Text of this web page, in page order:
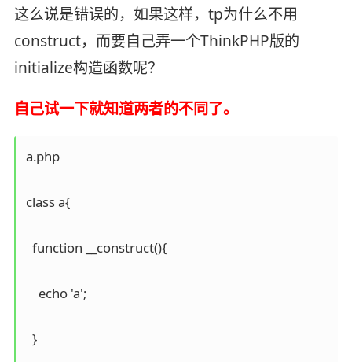
这么说是错误的，如果这样，tp为什么不用
construct，而要自己弄一个ThinkPHP版的
initialize构造函数呢？
自己试一下就知道两者的不同了。
a.php
class a{
  function __construct(){
    echo 'a';
  }